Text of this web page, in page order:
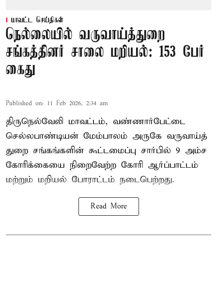
மாவட்ட செய்திகள்
நெல்லையில் வருவாய்த்துறை
சங்கத்தினர் சாலை மறியல்: 153 பேர்
கைது
Published on: 11 Feb 2026, 2:34 am
திருநெல்வேலி மாவட்டம், வண்ணார்பேட்டை
செல்லபாண்டியன் மேம்பாலம் அருகே வருவாய்த்
துறை சங்கங்களின் கூட்டமைப்பு சார்பில் 9 அம்ச
கோரிக்கையை நிறைவேற்ற கோரி ஆர்ப்பாட்டம்
மற்றும் மறியல் போராட்டம் நடைபெற்றது.
Read More